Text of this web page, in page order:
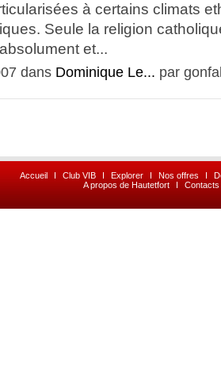
à certains climats
Seule la religion
et...
dans Dominique Le... par
Accueil I Club VIB I Explorer I Nos offres I
A propos de Hautetfort
I Contacts